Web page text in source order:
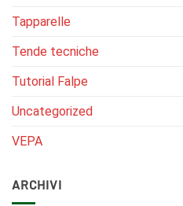
Tapparelle
Tende tecniche
Tutorial Falpe
Uncategorized
VEPA
ARCHIVI